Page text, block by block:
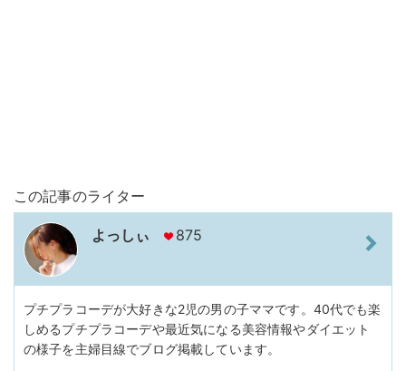
この記事のライター
よっしぃ 875
プチプラコーデが大好きな2児の男の子ママです。40代でも楽
しめるプチプラコーデや最近気になる美容情報やダイエット
の様子を主婦目線でブログ掲載しています。